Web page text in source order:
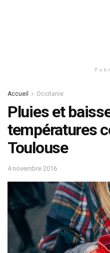
Accueil Occitanie
Pluies et
températures
Toulouse
4 novembre 2016